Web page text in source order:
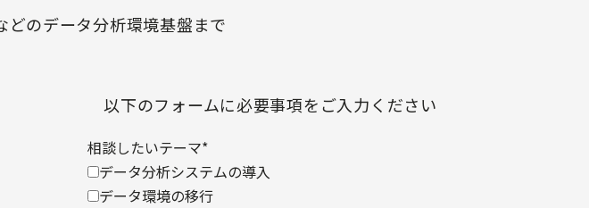
のデータ分析環境基盤まで
以下のフォームに必要事項をご入力ください
相談したいテーマ*
データ分析システムの導入
データ環境の移行